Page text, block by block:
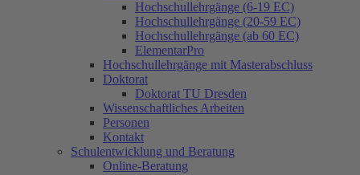
Hochschullehrgänge (6-19 EC)
Hochschullehrgänge (20-59 EC)
Hochschullehrgänge (ab 60 EC)
ElementarPro
Hochschullehrgänge mit Masterabschluss
Doktorat
Doktorat TU Dresden
Wissenschaftliches Arbeiten
Personen
Kontakt
Schulentwicklung und Beratung
Online-Beratung